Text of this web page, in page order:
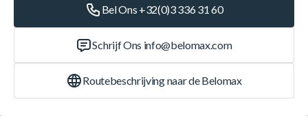
Bel Ons +32(0)3 336 31 60
Schrijf Ons info@belomax.com
Routebeschrijving naar de Belomax